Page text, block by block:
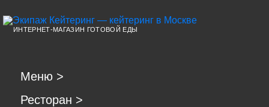
ИНТЕРНЕТ-МАГАЗИН ГОТОВОЙ ЕДЫ
Меню >
Ресторан >